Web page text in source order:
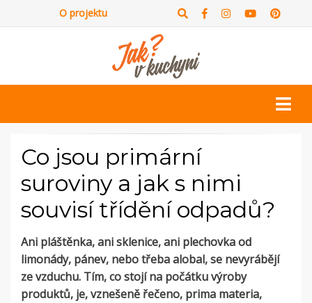
O projektu
Co jsou primární
suroviny a jak s nimi
souvisí třídění odpadů?
Ani pláštěnka, ani sklenice, ani plechovka od
limonády, pánev, nebo třeba alobal, se nevyrábějí
ze vzduchu. Tím, co stojí na počátku výroby
produktů, je, vznešeně řečeno, prima materia,